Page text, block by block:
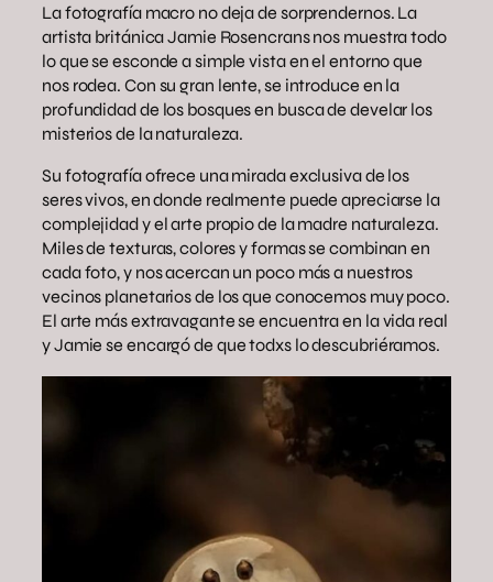
La fotografía macro no deja de sorprendernos. La
artista británica Jamie Rosencrans nos muestra todo
lo que se esconde a simple vista en el entorno que
nos rodea. Con su gran lente, se introduce en la
profundidad de los bosques en busca de develar los
misterios de la naturaleza.
Su fotografía ofrece una mirada exclusiva de los
seres vivos, en donde realmente puede apreciarse la
complejidad y el arte propio de la madre naturaleza.
Miles de texturas, colores y formas se combinan en
cada foto, y nos acercan un poco más a nuestros
vecinos planetarios de los que conocemos muy poco.
El arte más extravagante se encuentra en la vida real
y Jamie se encargó de que todxs lo descubriéramos.